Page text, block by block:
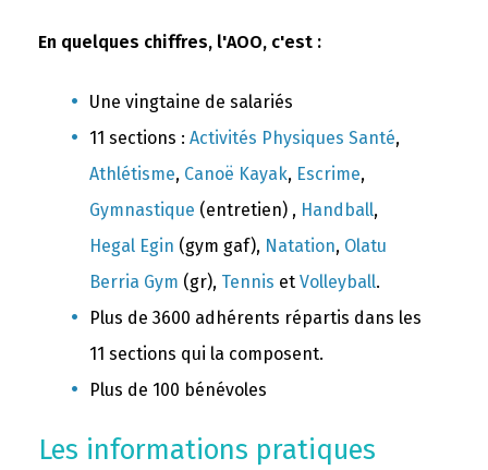
En quelques chiffres, l'AOO, c'est :
Une vingtaine de salariés
11 sections : Activités Physiques Santé,
Athlétisme, Canoë Kayak, Escrime,
Gymnastique (entretien) , Handball,
Hegal Egin (gym gaf), Natation, Olatu
Berria Gym (gr), Tennis et Volleyball.
Plus de 3600 adhérents répartis dans les
11 sections qui la composent.
Plus de 100 bénévoles
Les informations pratiques